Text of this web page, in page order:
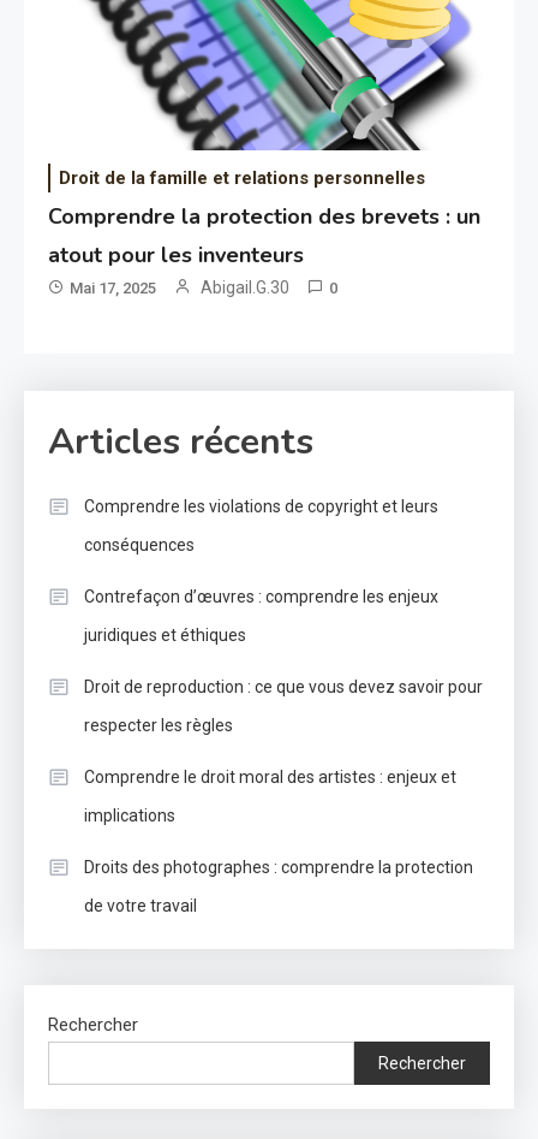
Droit de la famille et relations personnelles
Comprendre la protection des brevets : un
atout pour les inventeurs
Mai 17, 2025 Abigail.G.30 0
Articles récents
Comprendre les violations de copyright et leurs
conséquences
Contrefaçon d’œuvres : comprendre les enjeux
juridiques et éthiques
Droit de reproduction : ce que vous devez savoir pour
respecter les règles
Comprendre le droit moral des artistes : enjeux et
implications
Droits des photographes : comprendre la protection
de votre travail
Rechercher
Rechercher